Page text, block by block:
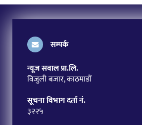
सम्पर्क
न्यूज सवाल प्रा.लि.
विजुली बजार, काठमाडौं
सूचना विभाग दर्ता नं.
३२२५